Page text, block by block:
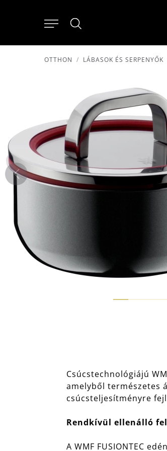
OTTHON LÁBASOK ÉS SERPENYŐK
Csúcstechnológiájú
amelyből természetes
csúcsteljesítményre
Rendkívül ellenálló
A WMF FUSIONTEC